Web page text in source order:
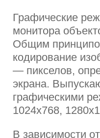
Графические
монитора
Общим
кодирование
— пикселов,
экрана.
графическими
1024x768,
В зависимости